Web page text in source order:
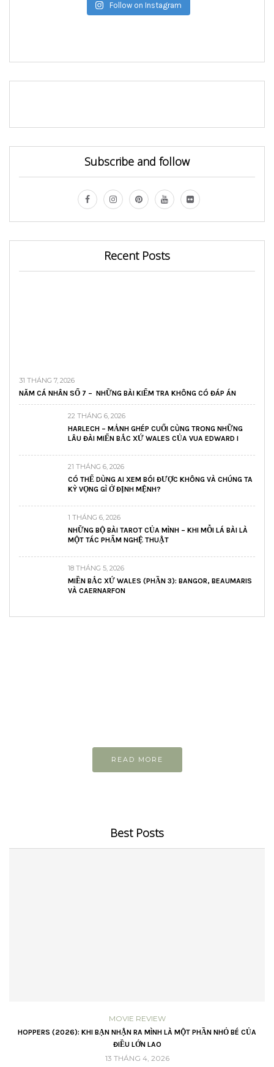
Follow on Instagram
Subscribe and follow
Recent Posts
31 THÁNG 7, 2026
NĂM CÁ NHÂN SỐ 7 – NHỮNG BÀI KIỂM TRA KHÔNG CÓ ĐÁP ÁN
22 THÁNG 6, 2026
HARLECH – MẢNH GHÉP CUỐI CÙNG TRONG NHỮNG
LÂU ĐÀI MIẾN BẮC XỨ WALES CỦA VUA EDWARD I
21 THÁNG 6, 2026
CÓ THỂ DÙNG AI XEM BÓI ĐƯỢC KHÔNG VÀ CHÚNG TA
KỲ VỌNG GÌ Ở ĐỊNH MỆNH?
1 THÁNG 6, 2026
NHỮNG BỘ BÀI TAROT CỦA MÌNH – KHI MỖI LÁ BÀI LÀ
MỘT TÁC PHẨM NGHỆ THUẬT
18 THÁNG 5, 2026
MIỀN BẮC XỨ WALES (PHẦN 3): BANGOR, BEAUMARIS
VÀ CAERNARFON
READ MORE
Best Posts
MOVIE REVIEW
(2026): KHI BẠN NHẬN RA MÌNH LÀ MỘT PHẦN NHỎ BÉ CỦA
ĐIỀU LỚN LAO
13 THÁNG 4, 2026
LỜI HỨA